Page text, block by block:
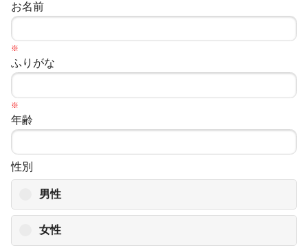
お名前
※
ふりがな
※
年齢
性別
男性
女性